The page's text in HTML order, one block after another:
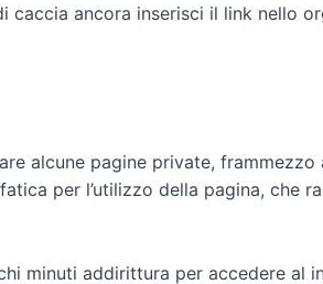
ancora inserisci il link nello
alcune pagine private,
per l’utilizzo della pagina, che
minuti addirittura per accedere al